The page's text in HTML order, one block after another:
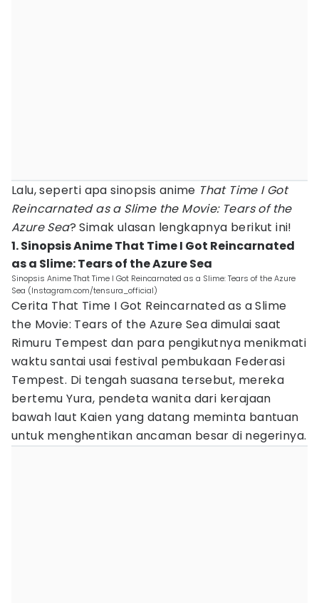
Lalu, seperti apa sinopsis anime That Time I Got
Reincarnated as a Slime the Movie: Tears of the
Azure Sea? Simak ulasan lengkapnya berikut ini!
1. Sinopsis Anime That Time I Got Reincarnated
as a Slime: Tears of the Azure Sea
Sinopsis Anime That Time I Got Reincarnated as a Slime: Tears of the Azure
Sea (Instagram.com/tensura_official)
Cerita That Time I Got Reincarnated as a Slime
the Movie: Tears of the Azure Sea dimulai saat
Rimuru Tempest dan para pengikutnya menikmati
waktu santai usai festival pembukaan Federasi
Tempest. Di tengah suasana tersebut, mereka
bertemu Yura, pendeta wanita dari kerajaan
bawah laut Kaien yang datang meminta bantuan
untuk menghentikan ancaman besar di negerinya.